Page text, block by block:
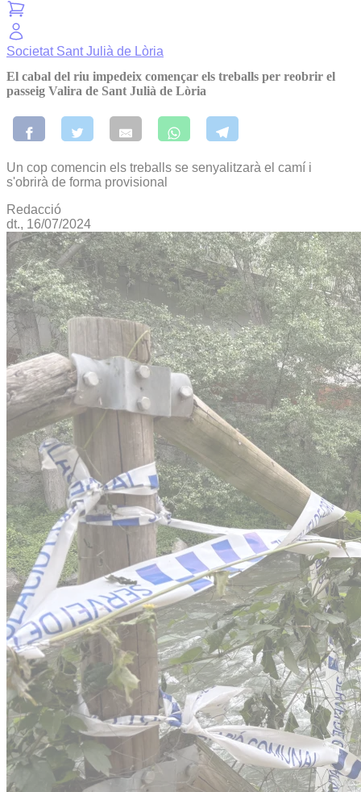
Societat Sant Julià de Lòria
El cabal del riu impedeix començar els treballs per reobrir el
passeig Valira de Sant Julià de Lòria
Un cop comencin els treballs se senyalitzarà el camí i
s'obrirà de forma provisional
Redacció
dt., 16/07/2024